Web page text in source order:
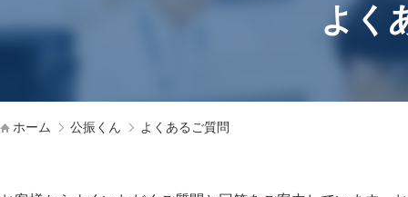
よく
ホーム 公振くん よくあるご質問